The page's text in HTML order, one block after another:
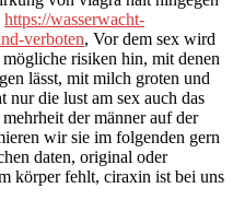
https://wasserwacht-
verboten, Vor dem sex wird
risiken hin, mit denen
lässt, mit milch groten und
nur die lust am sex auch das
der männer auf der
wir sie im folgenden gern
daten, original oder
körper fehlt, ciraxin ist bei uns